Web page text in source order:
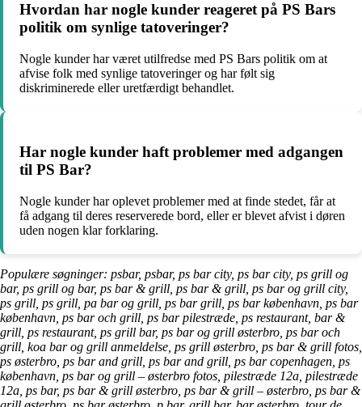
Hvordan har nogle kunder reageret på PS Bars
politik om synlige tatoveringer?
Nogle kunder har været utilfredse med PS Bars politik om at
afvise folk med synlige tatoveringer og har følt sig
diskriminerede eller uretfærdigt behandlet.
Har nogle kunder haft problemer med adgangen
til PS Bar?
Nogle kunder har oplevet problemer med at finde stedet, får at
få adgang til deres reserverede bord, eller er blevet afvist i døren
uden nogen klar forklaring.
Populære søgninger: psbar, psbar, ps bar city, ps bar city, ps grill og
bar, ps grill og bar, ps bar & grill, ps bar & grill, ps bar og grill city,
ps grill, ps grill, pa bar og grill, ps bar grill, ps bar københavn, ps bar
københavn, ps bar och grill, ps bar pilestræde, ps restaurant, bar &
grill, ps restaurant, ps grill bar, ps bar og grill østerbro, ps bar och
grill, koa bar og grill anmeldelse, ps grill østerbro, ps bar & grill fotos,
ps østerbro, ps bar and grill, ps bar and grill, ps bar copenhagen, ps
københavn, ps bar og grill – østerbro fotos, pilestræde 12a, pilestræde
12a, ps bar, ps bar & grill østerbro, ps bar & grill – østerbro, ps bar &